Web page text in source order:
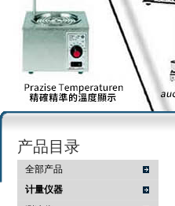
产品目录
全部产品
计量仪器